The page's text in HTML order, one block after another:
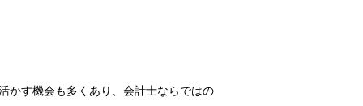
かす機会も多くあり、会計士ならではの